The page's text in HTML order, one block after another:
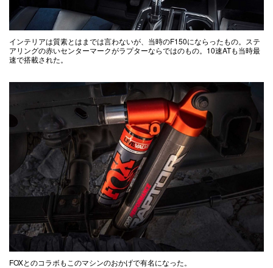
インテリアは質素とはまでは言わないが、当時のF150にならったもの。ステ
アリングの赤いセンターマークがラプターならではのもの。10速ATも当時最
速で搭載された。
FOXとのコラボもこのマシンのおかげで有名になった。